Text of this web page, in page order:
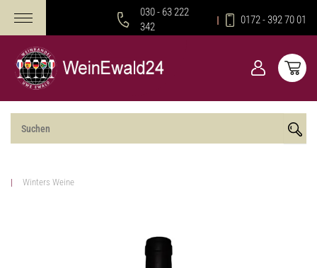
030 - 63 222
342
0172 - 392 70 01
Winters Weine